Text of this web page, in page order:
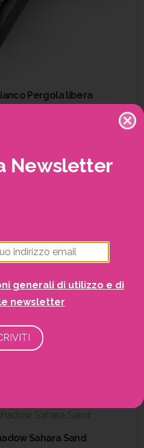
Pergola libera
Sahara Sand
Newsletter
generali di utilizzo e di
newsletter